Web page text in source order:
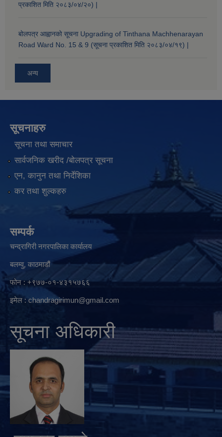
प्रकाशित मिति २०८३/०४/२०) |
बोलपत्र आह्वानको सूचना Upgrading of Tinthana Machhenarayan
Road Ward No. 15 & 9 (सूचना प्रकाशित मिति २०८३/०४/१९) |
अन्य
सूचनाहरु
सूचना तथा समाचार
सार्वजनिक खरीद /बोलपत्र सूचना
एन, कानुन तथा निर्देशिका
कर तथा शुल्कहरु
सम्पर्क
चन्द्रागिरी नगरपालिका कार्यालय
बलम्वु, काठमाडौं
फोन : +९७७-०१-४३१५७६६
इमेल :chandragirimun@gmail.com
सूचना अधिकारी